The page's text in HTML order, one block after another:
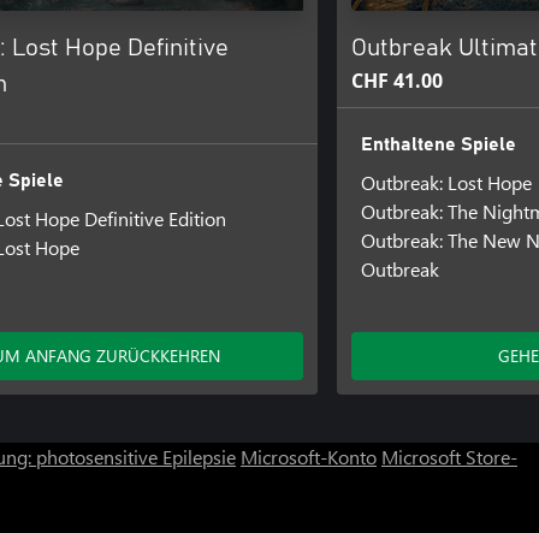
Lost Hope Definitive
Spiele
Hope Definitive Edition
Hope
ANFANG ZURÜCKKEHREN
Outbreak
CHF 41.00
Enthaltene Spiele
Outbreak: Lost Hope
Outbreak: The
Outbreak: The New
Outbreak
photosensitive Epilepsie Microsoft-Konto Microsoft Store-